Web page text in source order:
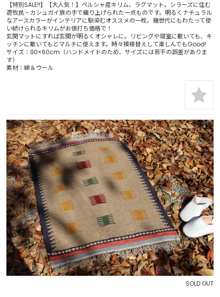
【特別SALE!!】【大人気！】ペルシャ産キリム、ラグマット。シラーズに住む
遊牧民・カシュガイ族の手で織り上げられた一点ものです。明るくナチュラル
なアースカラーがインテリアに馴染むオススメの一枚。幾世代にもわたって使
い続けられるキリムがお値打ち価格で！
玄関マットにすれば玄関が明るくオシャレに。リビングや寝室に敷いても、キ
ッチンに敷いてもとマルチに使えます。時々模様替えして楽しんでもGood!
サイズ：90×60cm（ハンドメイドのため、サイズには若干の誤差がありま
す）
素材：綿＆ウール
SOLD OUT